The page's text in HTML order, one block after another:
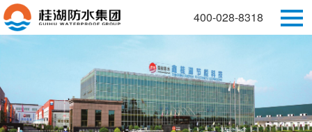
400-028-8318